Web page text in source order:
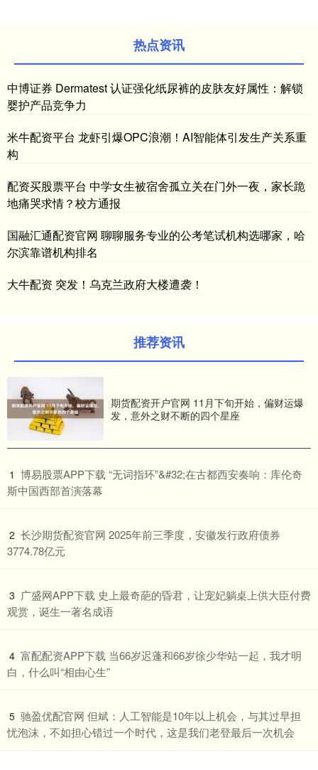
热点资讯
中博证券 Dermatest 认证强化纸尿裤的皮肤友好属性：解锁
婴护产品竞争力
米牛配资平台 龙虾引爆OPC浪潮！AI智能体引发生产关系重
构
配资买股票平台 中学女生被宿舍孤立关在门外一夜，家长跪
地痛哭求情？校方通报
国融汇通配资官网 聊聊服务专业的公考笔试机构选哪家，哈
尔滨靠谱机构排名
大牛配资 突发！乌克兰政府大楼遭袭！
推荐资讯
期货配资开户官网 11月下旬开始，偏财运爆
发，意外之财不断的四个星座
1 ​博易股票APP下载 “无词指环”&#32;在古都西安奏响：库伦奇
斯中国西部首演落幕
2 ​长沙期货配资官网 2025年前三季度，安徽发行政府债券
3774.78亿元
3 ​广盛网APP下载 史上最奇葩的昏君，让宠妃躺桌上供大臣付费
观赏，诞生一著名成语
4 ​富配配资APP下载 当66岁迟蓬和66岁徐少华站一起，我才明
白，什么叫“相由心生”
5 ​驰盈优配官网 但斌：人工智能是10年以上机会，与其过早担
忧泡沫，不如担心错过一个时代，这是我们老登最后一次机会